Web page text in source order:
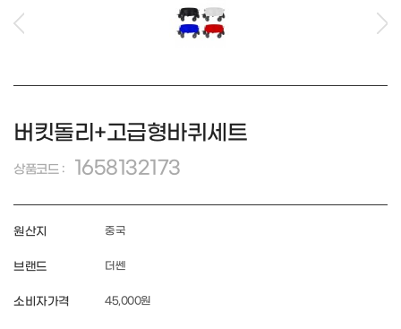
버킷돌리+고급형바퀴세트
상품코드 : 1658132173
원산지 중국
브랜드 더쎈
소비자가격 45,000원